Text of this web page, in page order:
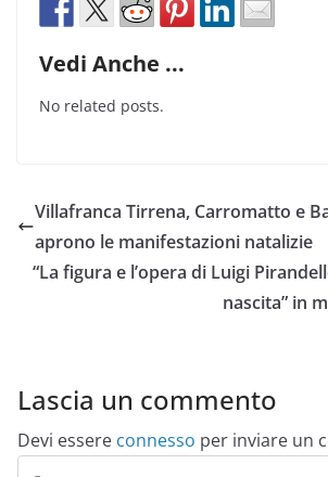
Vedi Anche ...
No related posts.
Villafranca Tirrena, Carromatto e
aprono le manifestazioni natalizie
“La figura e l’opera di Luigi
nascita” in
Lascia un commento
Devi essere connesso per inviare un